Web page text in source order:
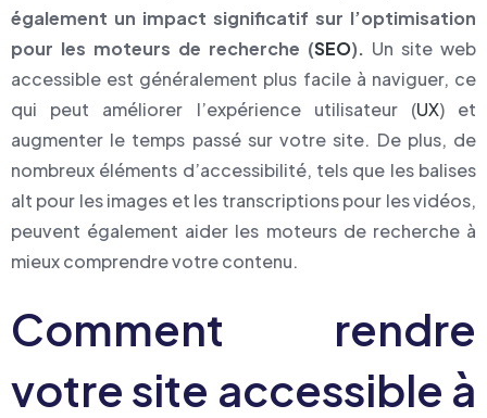
également un impact significatif sur l’optimisation
pour les moteurs de recherche (SEO). Un site web
accessible est généralement plus facile à naviguer, ce
qui peut améliorer l’expérience utilisateur (UX) et
augmenter le temps passé sur votre site. De plus, de
nombreux éléments d’accessibilité, tels que les balises
alt pour les images et les transcriptions pour les vidéos,
peuvent également aider les moteurs de recherche à
mieux comprendre votre contenu.
Comment rendre
votre site accessible à